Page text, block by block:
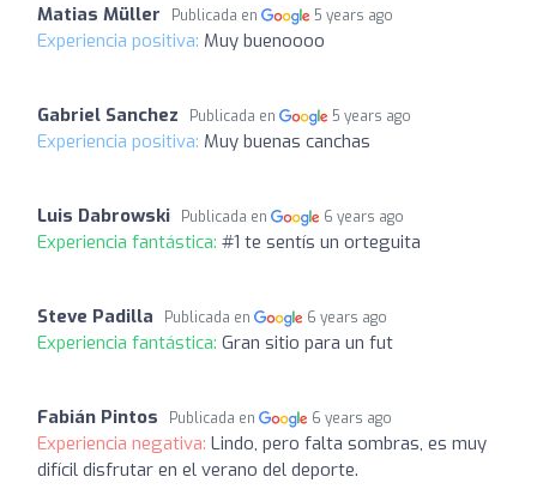
Matias Müller Publicada en 5 years ago
Experiencia positiva: Muy buenoooo
Gabriel Sanchez Publicada en 5 years ago
Experiencia positiva: Muy buenas canchas
Luis Dabrowski Publicada en 6 years ago
Experiencia fantástica: #1 te sentís un orteguita
Steve Padilla Publicada en 6 years ago
Experiencia fantástica: Gran sitio para un fut
Fabián Pintos Publicada en 6 years ago
Experiencia negativa: Lindo, pero falta sombras, es muy
difícil disfrutar en el verano del deporte.